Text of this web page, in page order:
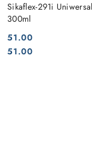
Sikaflex-291i
300ml
Cena:
51.00
Cena:
51.00